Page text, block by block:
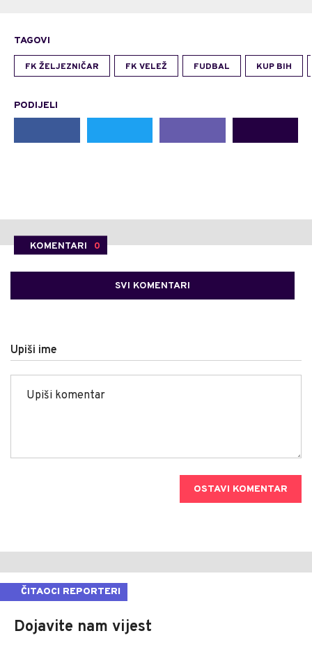
TAGOVI
FK ŽELJEZNIČAR FK VELEŽ FUDBAL KUP BIH
PODIJELI
KOMENTARI 0
SVI KOMENTARI
Upiši ime
OSTAVI KOMENTAR
ČITAOCI REPORTERI
Dojavite nam vijest